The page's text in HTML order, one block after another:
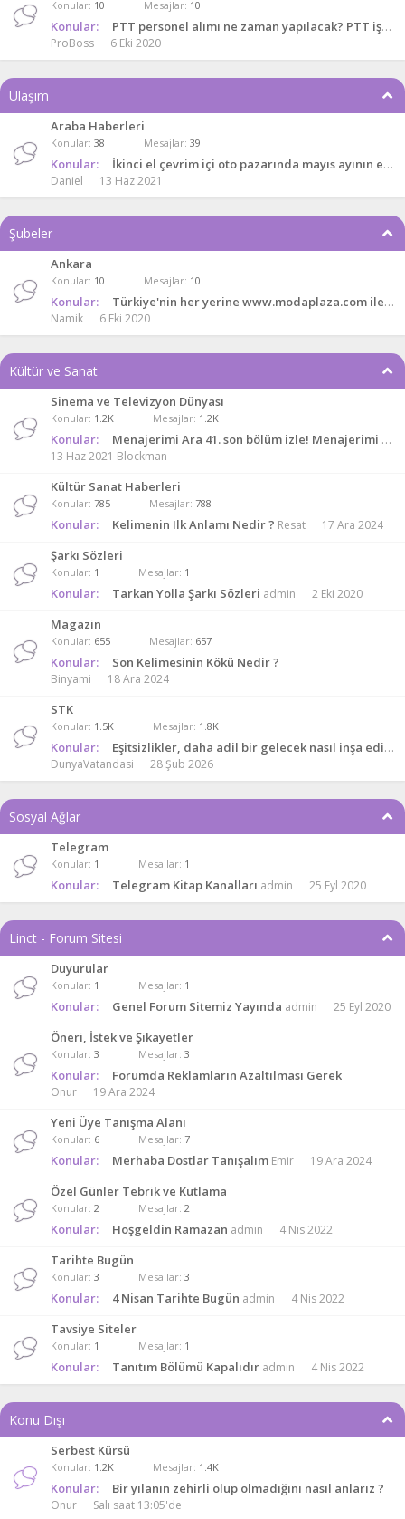
Konular 10 Mesajlar 10
Konular: PTT personel alımı ne zaman yapılacak? PTT işe alım şartları 2019!
ProBoss 6 Eki 2020
Ulaşım
Araba Haberleri
Konular 38 Mesajlar 39
Konular: İkinci el çevrim içi oto pazarında mayıs ayının en çok satılanları belli oldu
Daniel 13 Haz 2021
Şubeler
Ankara
Konular 10 Mesajlar 10
Konular: Türkiye'nin her yerine www.modaplaza.com ile online
Namik 6 Eki 2020
Kültür ve Sanat
Sinema ve Televizyon Dünyası
Konular 1.2K Mesajlar 1.2K
Konular: Menajerimi Ara 41. son bölüm izle! Menajerimi ara 41. bölüm Puhu Tv!
13 Haz 2021 Blockman
Kültür Sanat Haberleri
Konular 785 Mesajlar 788
Konular: Kelimenin Ilk Anlamı Nedir ? Resat 17 Ara 2024
Şarkı Sözleri
Konular 1 Mesajlar 1
Konular: Tarkan Yolla Şarkı Sözleri admin 2 Eki 2020
Magazin
Konular 655 Mesajlar 657
Konular: Son Kelimesinin Kökü Nedir ?
Binyami 18 Ara 2024
STK
Konular 1.5K Mesajlar 1.8K
Konular: Eşitsizlikler, daha adil bir gelecek nasıl inşa edilir: “bakışlar”, sağduyu nasıl odaklanır
DunyaVatandasi 28 Şub 2026
Sosyal Ağlar
Telegram
Konular 1 Mesajlar 1
Konular: Telegram Kitap Kanalları admin 25 Eyl 2020
Linct - Forum Sitesi
Duyurular
Konular 1 Mesajlar 1
Konular: Genel Forum Sitemiz Yayında admin 25 Eyl 2020
Öneri, İstek ve Şikayetler
Konular 3 Mesajlar 3
Konular: Forumda Reklamların Azaltılması Gerek
Onur 19 Ara 2024
Yeni Üye Tanışma Alanı
Konular 6 Mesajlar 7
Konular: Merhaba Dostlar Tanışalım Emir 19 Ara 2024
Özel Günler Tebrik ve Kutlama
Konular 2 Mesajlar 2
Konular: Hoşgeldin Ramazan admin 4 Nis 2022
Tarihte Bugün
Konular 3 Mesajlar 3
Konular: 4 Nisan Tarihte Bugün admin 4 Nis 2022
Tavsiye Siteler
Konular 1 Mesajlar 1
Konular: Tanıtım Bölümü Kapalıdır admin 4 Nis 2022
Konu Dışı
Serbest Kürsü
Konular 1.2K Mesajlar 1.4K
Konular: Bir yılanın zehirli olup olmadığını nasıl anlarız ?
Onur Salı saat 13:05'de